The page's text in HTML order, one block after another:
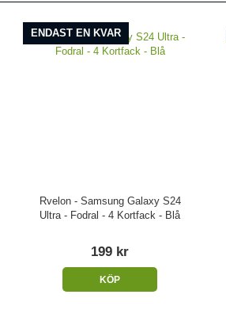
ENDAST EN KVAR
Rvelon - Samsung Galaxy S24
Ultra - Fodral - 4 Kortfack - Blå
199 kr
KÖP